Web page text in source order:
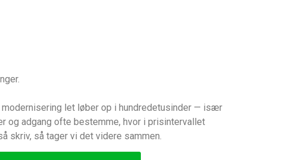
modernisering let løber op i hundrede­tusinder — især
og adgang ofte bestemme, hvor i prisintervallet
skriv, så tager vi det videre sammen.